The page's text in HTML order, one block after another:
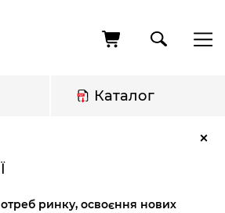
Каталог
×
ринку, освоєння нових